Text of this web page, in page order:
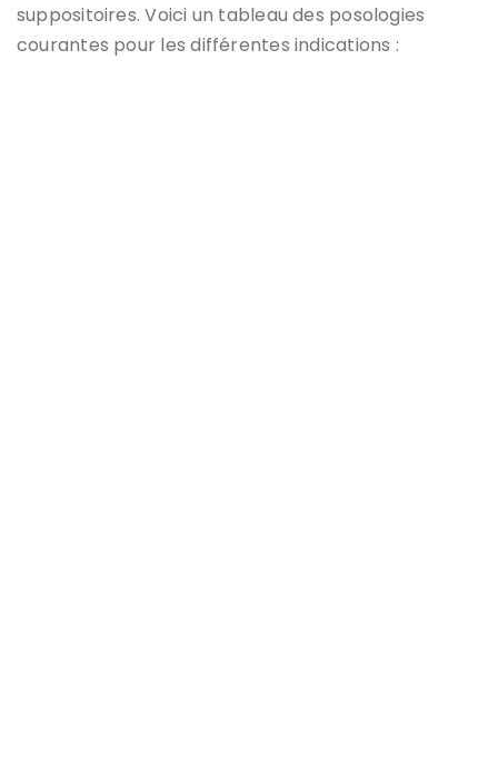
suppositoires. Voici un tableau des posologies
courantes pour les différentes indications :